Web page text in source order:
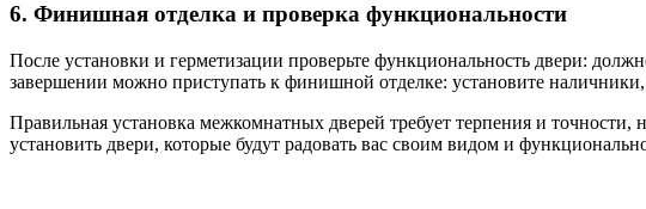
6. Финишная отделка и проверка функциональности
После установки и герметизации проверьте функциональность двери:
завершении можно приступать к финишной отделке: установите
Правильная установка межкомнатных дверей требует терпения и
установить двери, которые будут радовать вас своим видом и